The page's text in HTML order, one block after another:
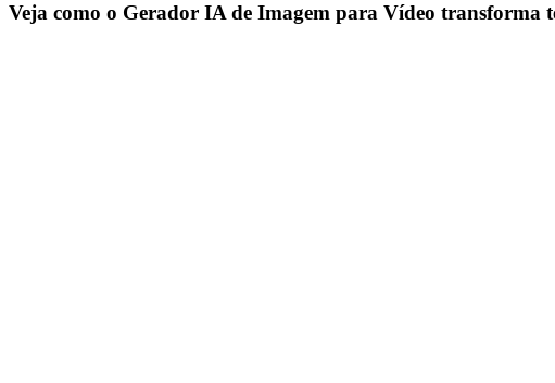
Veja como o Gerador IA de Imagem para Vídeo transforma